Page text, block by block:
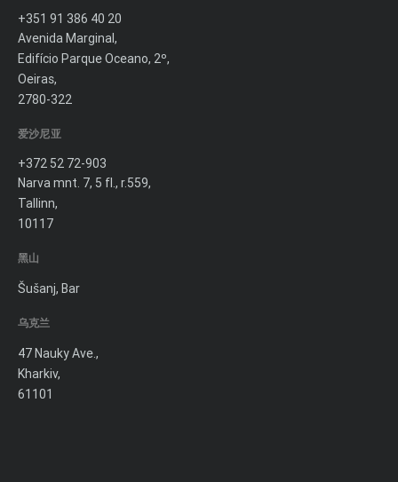
+351 91 386 40 20
Avenida Marginal,
Edifício Parque Oceano, 2º,
Oeiras,
2780-322
爱沙尼亚
+372 52 72-903
Narva mnt. 7, 5 fl., r.559,
Tallinn,
10117
黑山
Šušanj, Bar
乌克兰
47 Nauky Ave.,
Kharkiv,
61101